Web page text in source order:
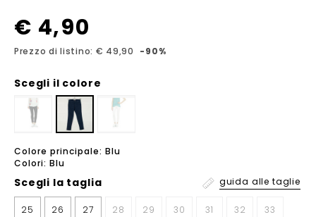
€ 4,90
Prezzo di listino: € 49,90 -90%
Scegli il colore
Colore principale: Blu
Colori: Blu
Scegli la taglia guida alle taglie
25 26 27 28 29 30 31 32 33